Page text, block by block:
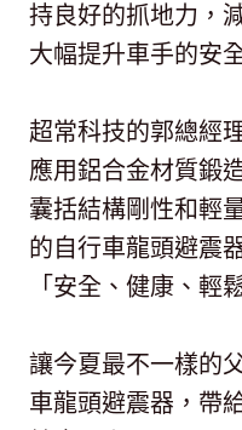
持良好的抓地力，
大幅提升車手的安
超常科技的郭總經
應用鋁合金材質鍛
囊括結構剛性和輕
的自行車龍頭避震
「安全、健康、輕
讓今夏最不一樣的
車龍頭避震器，帶